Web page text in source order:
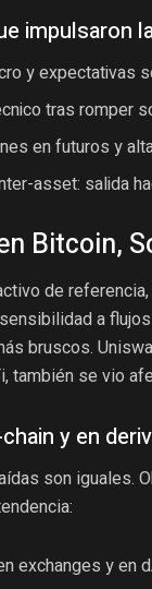
impulsaron
y expectativas
tras romper
en futuros y
asset: salida
Bitcoin,
de
a
bruscos.
también se vio
y en
son iguales.
exchanges y en